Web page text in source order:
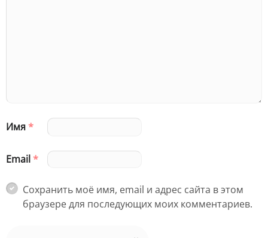
Имя*
Email*
Сохранить моё имя, email и адрес сайта в этом
браузере для последующих моих комментариев.